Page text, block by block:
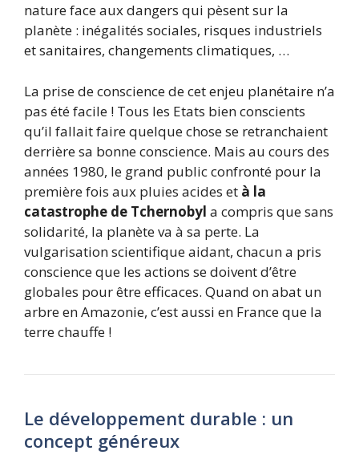
nature face aux dangers qui pèsent sur la
planète : inégalités sociales, risques industriels
et sanitaires, changements climatiques, …
La prise de conscience de cet enjeu planétaire n’a
pas été facile ! Tous les Etats bien conscients
qu’il fallait faire quelque chose se retranchaient
derrière sa bonne conscience. Mais au cours des
années 1980, le grand public confronté pour la
première fois aux pluies acides et à la
catastrophe de Tchernobyl a compris que sans
solidarité, la planète va à sa perte. La
vulgarisation scientifique aidant, chacun a pris
conscience que les actions se doivent d’être
globales pour être efficaces. Quand on abat un
arbre en Amazonie, c’est aussi en France que la
terre chauffe !
Le développement durable : un
concept généreux